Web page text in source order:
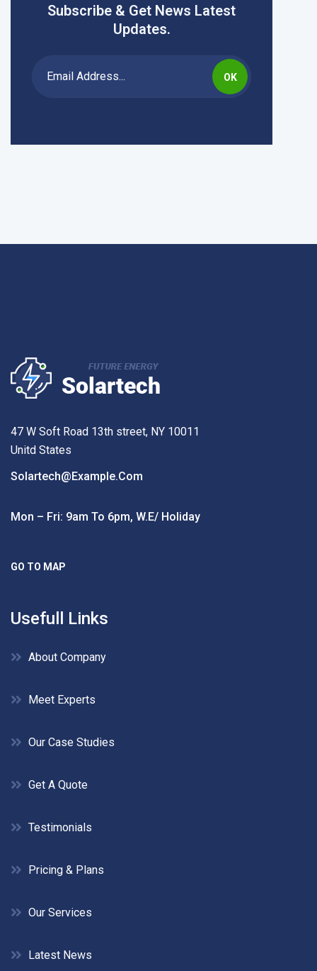
Subscribe & Get News Latest
Updates.
OK
47 W Soft Road 13th street, NY 10011
Unitd States
Solartech@example.com
Mon – Fri: 9am To 6pm, W.e/ Holiday
GO TO MAP
Usefull Links
About Company
Meet Experts
Our Case Studies
Get A Quote
Testimonials
Pricing & Plans
Our Services
Latest News